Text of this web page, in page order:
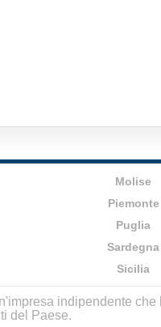
Molise
Piemonte
Puglia
Sardegna
Sicilia
indipendente
del Paese.